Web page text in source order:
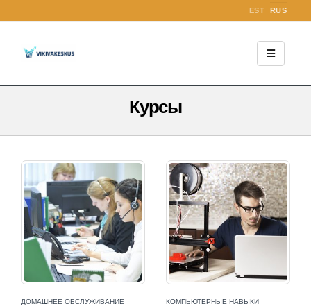
EST RUS
Курсы
ДОМАШНЕЕ ОБСЛУЖИВАНИЕ КОМПЬЮТЕРНЫЕ НАВЫКИ